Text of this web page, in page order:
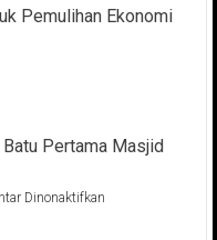
Pemulihan Ekonomi
Pertama Masjid
Dinonaktifkanpada